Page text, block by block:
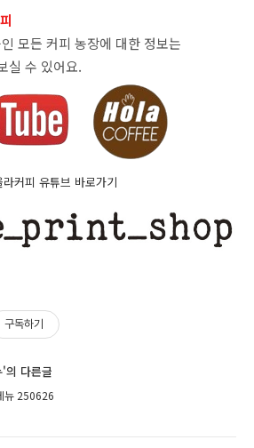
모든 커피 농장에 대한 정보는
실 수 있어요.
라커피 유튜브 바로가기
구독하기
의 다른글
뉴 250626